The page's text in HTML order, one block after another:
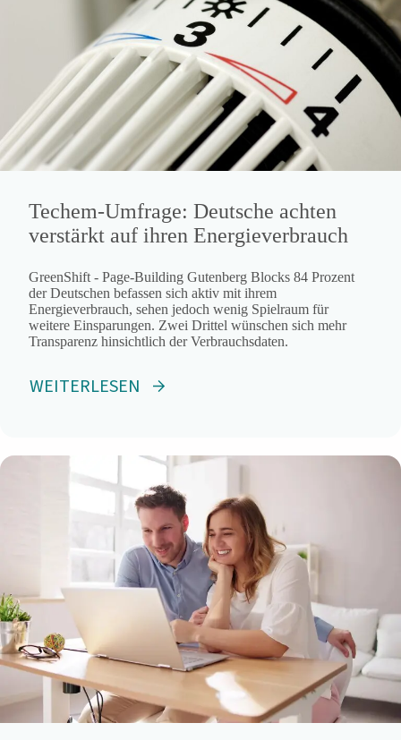
Techem-Umfrage: Deutsche achten
verstärkt auf ihren Energieverbrauch
GreenShift - Page-Building Gutenberg Blocks 84 Prozent
der Deutschen befassen sich aktiv mit ihrem
Energieverbrauch, sehen jedoch wenig Spielraum für
weitere Einsparungen. Zwei Drittel wünschen sich mehr
Transparenz hinsichtlich der Verbrauchsdaten.
WEITERLESEN